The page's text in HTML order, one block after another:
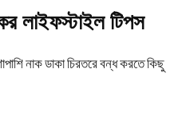
লাইফস্টাইল টিপস
নাক ডাকা চিরতরে বন্ধ করতে কিছু